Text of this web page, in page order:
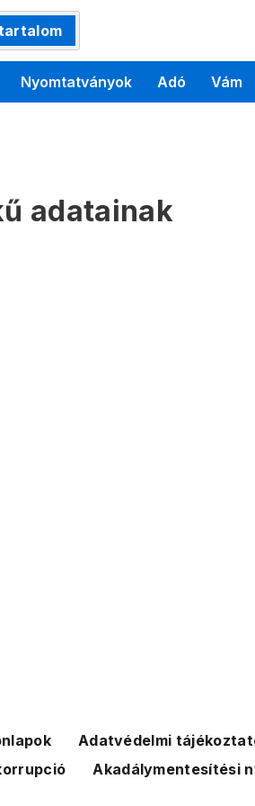
Nyomtatványok Adó Vám
adatainak
Adatvédelmi
Akadálymentesítési